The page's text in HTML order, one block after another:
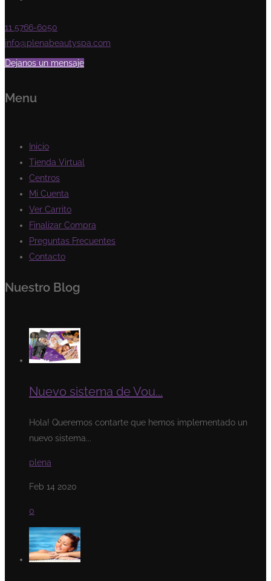
11 5766-6050
info@plenabeautyspa.com
Dejanos un mensaje
Menu
Inicio
Tienda Virtual
Centros
Mi Cuenta
Ver Carrito
Finalizar Compra
Preguntas Frecuentes
Contacto
Nuestro Blog
Nuevo sistema de Vou...
Hola! Queremos contarte que hemos implementado un
nuevo sistema...
plena
Feb 14 2020
0